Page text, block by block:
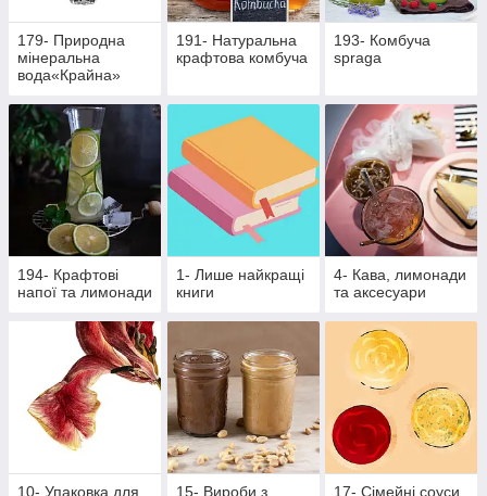
179- Природна
мінеральна
вода«Крайна»
191- Натуральна
крафтова комбуча
193- Комбуча
spraga
194- Крафтові
напої та лимонади
1- Лише найкращі
книги
4- Кава, лимонади
та аксесуари
10- Упаковка для
15- Вироби з
17- Сімейні соуси